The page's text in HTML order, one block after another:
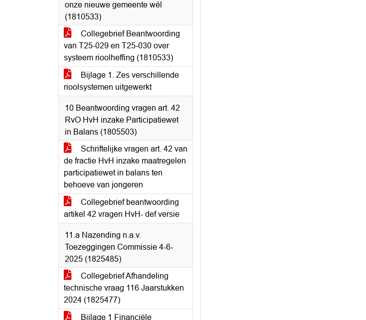
onze nieuwe gemeente wél
(1810533)
Collegebrief Beantwoording
van T25-029 en T25-030 over
systeem rioolheffing (1810533)
Bijlage 1. Zes verschillende
rioolsystemen uitgewerkt
10 Beantwoording vragen art. 42
RvO HvH inzake Participatiewet
in Balans (1805503)
Schriftelijke vragen art. 42 van
de fractie HvH inzake maatregelen
participatiewet in balans ten
behoeve van jongeren
Collegebrief beantwoording
artikel 42 vragen HvH- def versie
11.a Nazending n.a.v.
Toezeggingen Commissie 4-6-
2025 (1825485)
Collegebrief Afhandeling
technische vraag 116 Jaarstukken
2024 (1825477)
Bijlage 1 Financiële